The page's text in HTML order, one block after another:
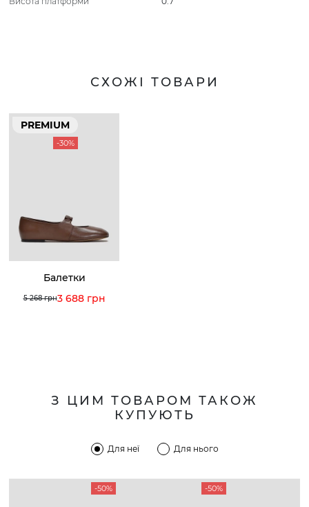
СХОЖІ ТОВАРИ
PREMIUM
-30%
Балетки
5 268 грн3 688 грн
З ЦИМ ТОВАРОМ ТАКОЖ
КУПУЮТЬ
Для неї Для нього
-50% -50%